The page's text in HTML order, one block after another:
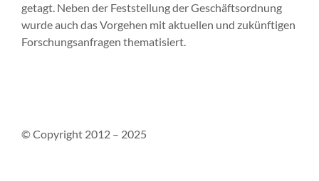
getagt. Neben der Feststellung der Geschäftsordnung
wurde auch das Vorgehen mit aktuellen und zukünftigen
Forschungsanfragen thematisiert.
© Copyright 2012 – 2025